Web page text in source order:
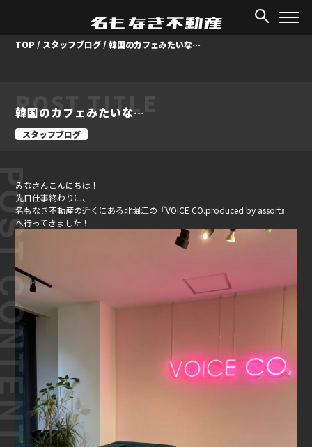
TOP / スタッフブログ /韓国のカフェみたいな…
POST TITLE
韓国のカフェみたいな…
スタッフブログ
みなさんこんにちは！
先日仕事終わりに、
名もなき不動産の近くにある北堀江の『VOICE CO.produced by assort』
へ行ってきました！